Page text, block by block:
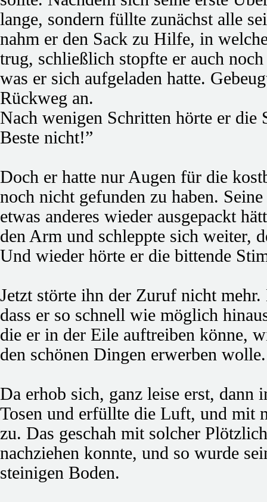
lange, sondern füllte zunächst alle
nahm er den Sack zu Hilfe, in
trug, schließlich stopfte er auch
was er sich aufgeladen hatte.
Rückweg an.
Nach wenigen Schritten hörte er die
Beste nicht!”
Doch er hatte nur Augen für die
noch nicht gefunden zu haben.
etwas anderes wieder ausgepackt
den Arm und schleppte sich weiter,
Und wieder hörte er die bittende
Jetzt störte ihn der Zuruf nicht
dass er so schnell wie möglich
die er in der Eile auftreiben könne,
den schönen Dingen erwerben wolle.
Da erhob sich, ganz leise erst, dann
Tosen und erfüllte die Luft, und mit
zu. Das geschah mit solcher
nachziehen konnte, und so wurde
steinigen Boden.